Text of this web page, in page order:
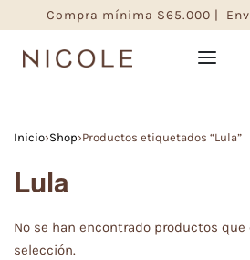
Compra mínima $65.000 |
Inicio›Shop›Productos etiquetados “Lula”
Lula
No se han encontrado productos
selección.